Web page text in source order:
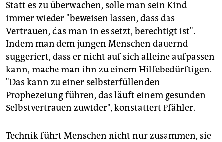
Statt es zu überwachen, solle man sein Kind
immer wieder "beweisen lassen, dass das
Vertrauen, das man in es setzt, berechtigt ist".
Indem man dem jungen Menschen dauernd
suggeriert, dass er nicht auf sich alleine aufpassen
kann, mache man ihn zu einem Hilfebedürftigen.
"Das kann zu einer selbsterfüllenden
Prophezeiung führen, das läuft einem gesunden
Selbstvertrauen zuwider", konstatiert Pfähler.
Technik führt Menschen nicht nur zusammen, sie